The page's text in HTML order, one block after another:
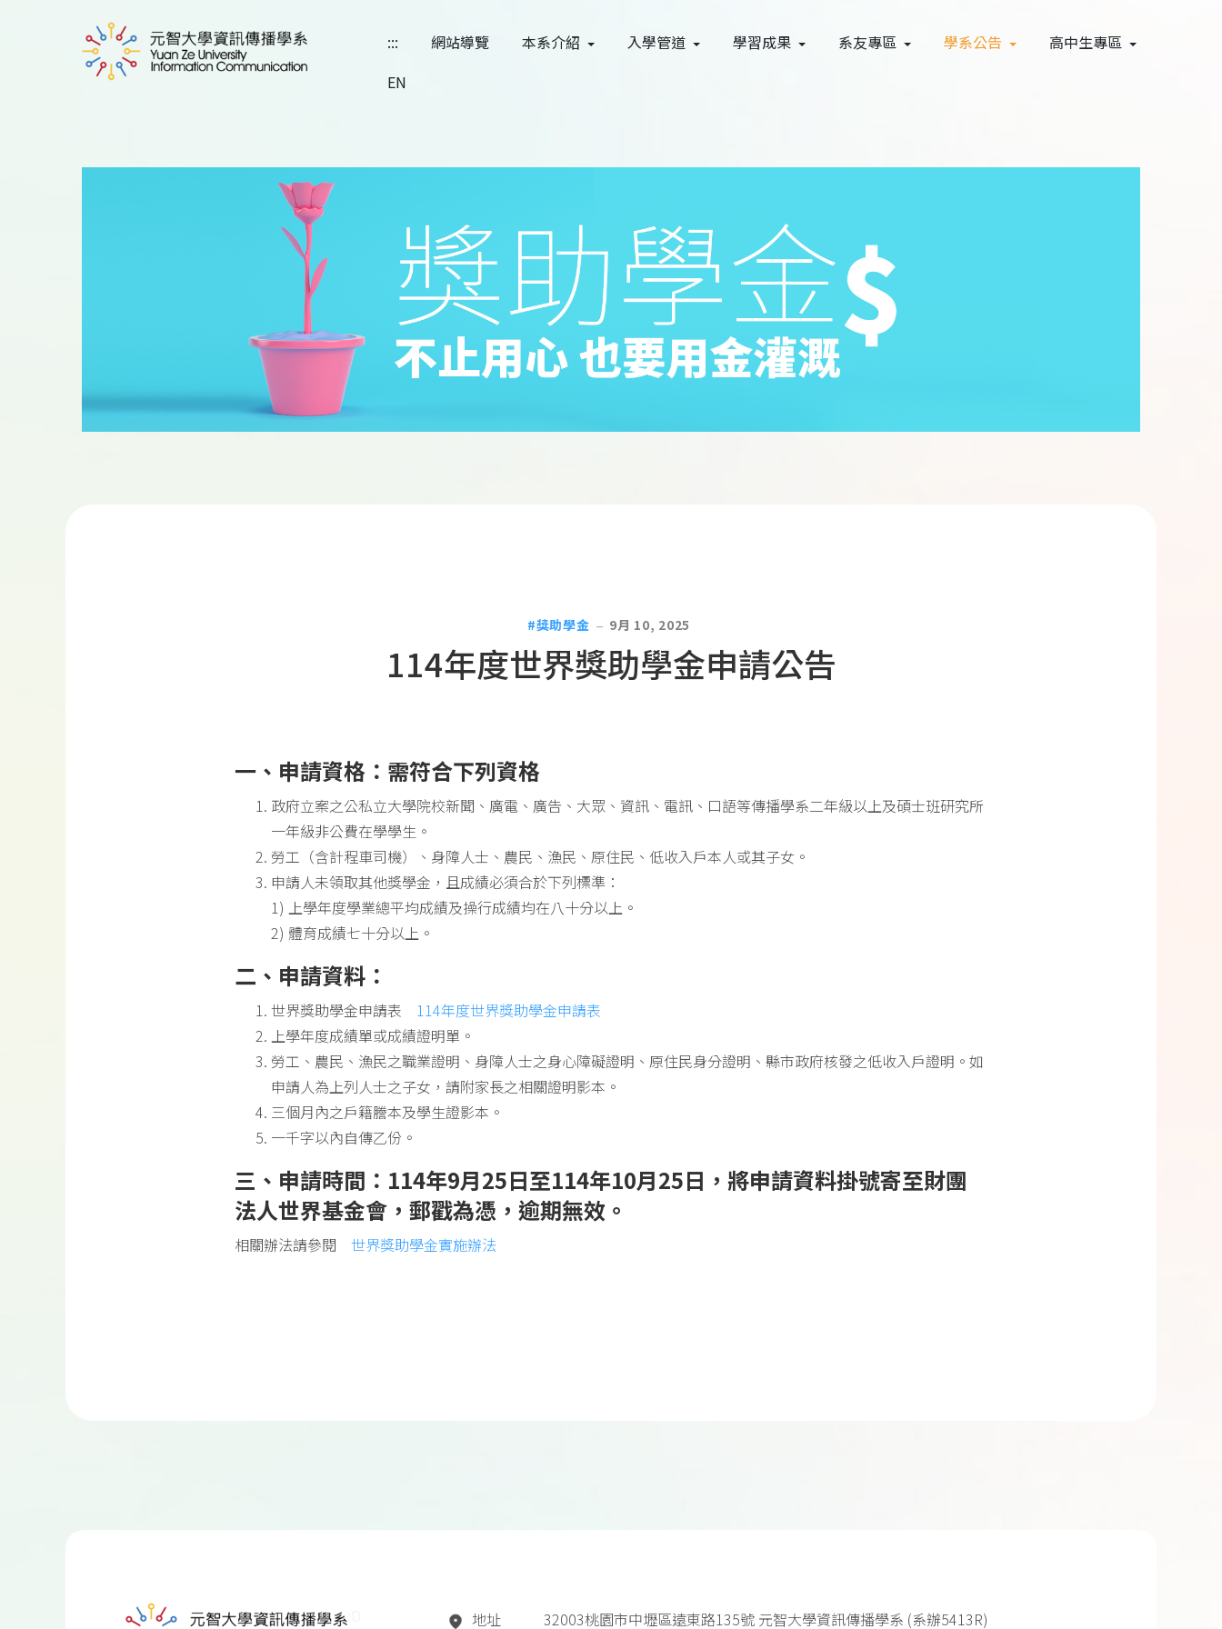
::: 網站導覽 本系介紹 入學管道 學習成果 系友專區 學系公告
高中生專區
EN
獎助學金 9月 10, 2025
114年度世界獎助學金申請公告
一、申請資格：需符合下列資格
政府立案之公私立大學院校新聞、廣電、廣告、大眾、資訊、電訊、口語等傳播學系二年級以上及碩士班研究所
一年級非公費在學學生。
勞工（含計程車司機）、身障人士、農民、漁民、原住民、低收入戶本人或其子女。
申請人未領取其他獎學金，且成績必須合於下列標準：
1) 上學年度學業總平均成績及操行成績均在八十分以上。
2) 體育成績七十分以上。
二、申請資料：
世界獎助學金申請表 114年度世界獎助學金申請表
上學年度成績單或成績證明單。
勞工、農民、漁民之職業證明、身障人士之身心障礙證明、原住民身分證明、縣市政府核發之低收入戶證明。如
申請人為上列人士之子女，請附家長之相關證明影本。
三個月內之戶籍謄本及學生證影本。
一千字以內自傳乙份。
三、申請時間：114年9月25日至114年10月25日，將申請資料掛號寄至財團
法人世界基金會，郵戳為憑，逾期無效。
相關辦法請參閱 世界獎助學金實施辦法
地址 32003桃園市中壢區遠東路135號 元智大學資訊傳播學系 (系辦5413R)